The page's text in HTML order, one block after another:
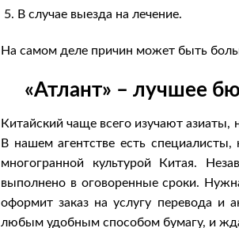
В случае выезда на лечение.
На самом деле причин может быть
«Атлант» – лучшее
Китайский чаще всего изучают
В нашем агентстве есть
многогранной культурой Китая.
выполнено в оговоренные сроки.
оформит заказ на услугу перевода и
любым удобным способом бумагу, и